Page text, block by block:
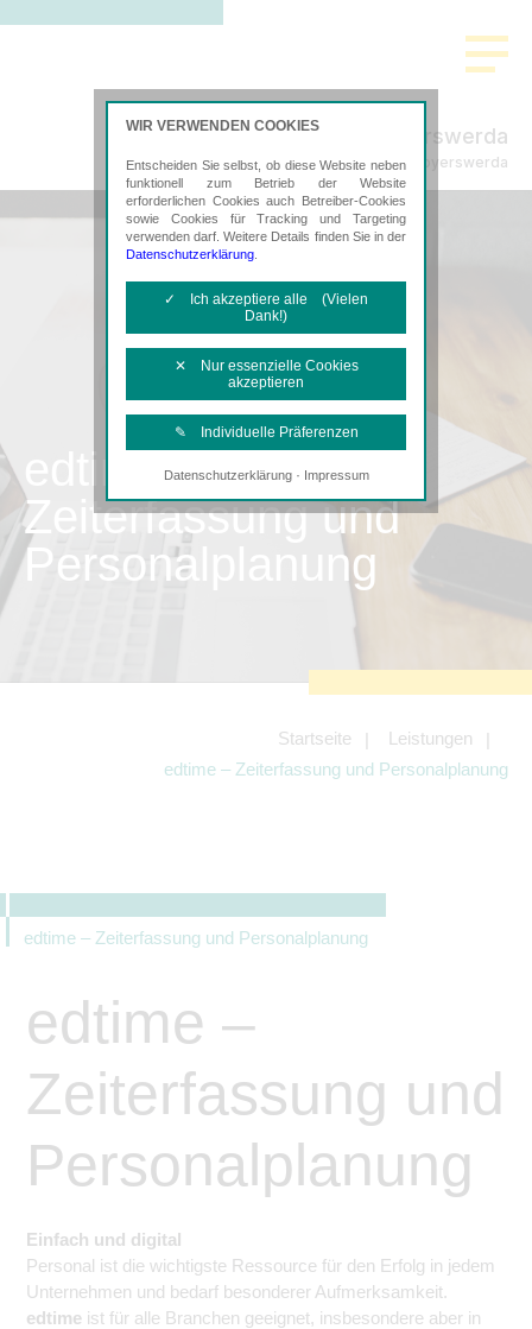
RHE-EL Hoyerswerda
Steuerberatung in Hoyerswerda
Zeiterfassung und
Personalplanung
Startseite
Leistungen
edtime – Zeiterfassung und Personalplanung
edtime – Zeiterfassung und Personalplanung
edtime –
Zeiterfassung und
Personalplanung
Einfach und digital
Personal ist die wichtigste Ressource für den Erfolg in jedem
Unternehmen und bedarf besonderer Aufmerksamkeit.
edtime ist für alle Branchen geeignet, insbesondere aber in
WIR VERWENDEN COOKIES
Entscheiden Sie selbst, ob diese Website neben
funktionell zum Betrieb der Website
erforderlichen Cookies auch Betreiber-Cookies
sowie Cookies für Tracking und Targeting
verwenden darf. Weitere Details finden Sie in der
Datenschutzerklärung
✓ Ich akzeptiere alle (Vielen
Dank!)
✕ Nur essenzielle Cookies
akzeptieren
✎ Individuelle Präferenzen
Notwendige Cookies
Diese Cookies sind erforderlich, um die
grundlegende Funktionalität der Website
Tracking- und Targeting-Cookies
Angebotes einschließlich der
Angeboten von z.B. Facebook und
Datenschutzerklärung· Impressum